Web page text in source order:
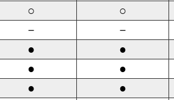
○ ○
－ －
● ●
● ●
● ●